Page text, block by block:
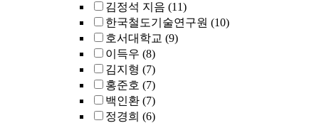
김정석 지음 (11)
한국철도기술연구원 (10)
호서대학교 (9)
이득우 (8)
김지형 (7)
홍준호 (7)
백인환 (7)
정경희 (6)